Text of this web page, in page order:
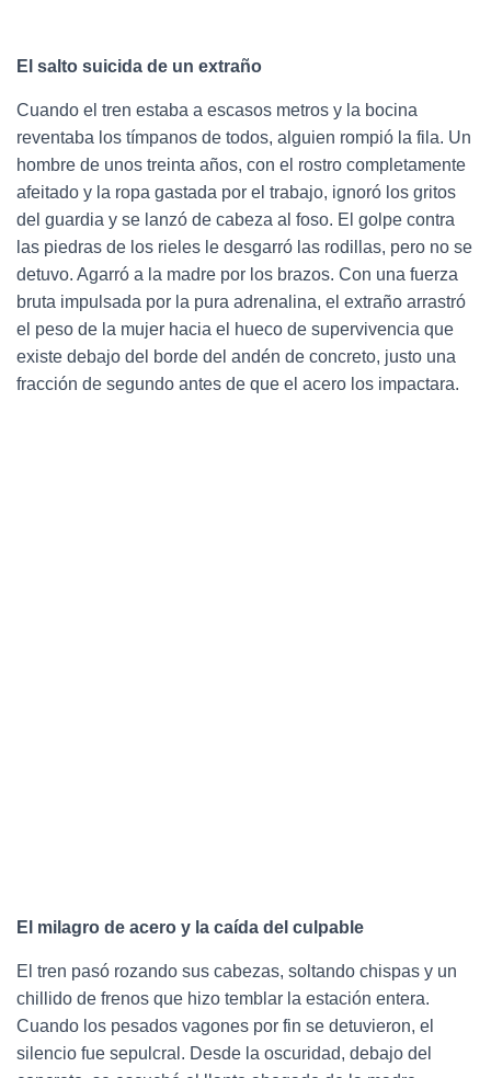
El salto suicida de un extraño
Cuando el tren estaba a escasos metros y la bocina
reventaba los tímpanos de todos, alguien rompió la fila. Un
hombre de unos treinta años, con el rostro completamente
afeitado y la ropa gastada por el trabajo, ignoró los gritos
del guardia y se lanzó de cabeza al foso. El golpe contra
las piedras de los rieles le desgarró las rodillas, pero no se
detuvo. Agarró a la madre por los brazos. Con una fuerza
bruta impulsada por la pura adrenalina, el extraño arrastró
el peso de la mujer hacia el hueco de supervivencia que
existe debajo del borde del andén de concreto, justo una
fracción de segundo antes de que el acero los impactara.
El milagro de acero y la caída del culpable
El tren pasó rozando sus cabezas, soltando chispas y un
chillido de frenos que hizo temblar la estación entera.
Cuando los pesados vagones por fin se detuvieron, el
silencio fue sepulcral. Desde la oscuridad, debajo del